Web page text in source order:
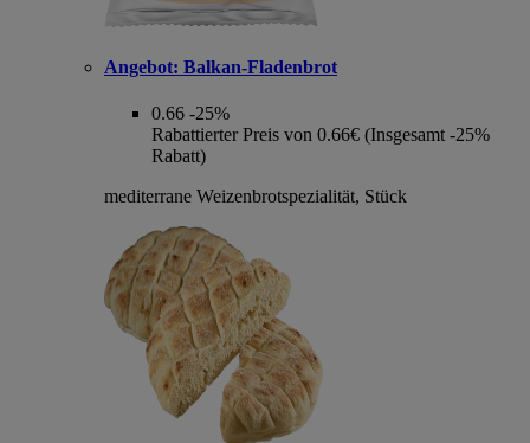
Angebot: Balkan-Fladenbrot
0.66 -25%
Rabattierter Preis von 0.66€ (Insgesamt -25%
Rabatt)
mediterrane Weizenbrotspezialität, Stück